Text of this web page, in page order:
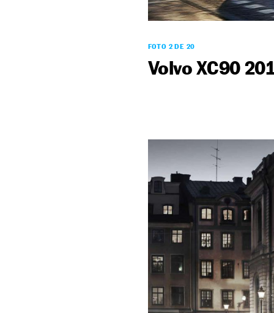
FOTO 2 DE 20
Volvo XC90